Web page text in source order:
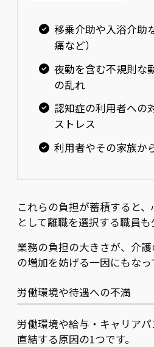
移乗介助や入浴介助
痛など）
夜勤を含む不規則な
の乱れ
認知症の利用者への
ストレス
利用者やその家族か
これらの負担が蓄積すると
として離職を選択する職員も
業務の負担の大きさが、介
の増加を妨げる一因にもなっ
労働環境や待遇への不満
労働環境や給与・キャリア
直結する原因の1つです。